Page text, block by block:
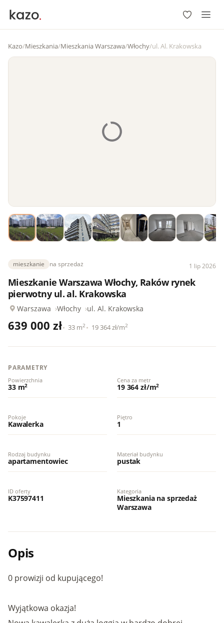
Kazo/Mieszkania/Mieszkania Warszawa/Włochy/ul. Al. Krakowska
mieszkanie na sprzedaż 1 lip 2026
Mieszkanie Warszawa Włochy, Raków rynek
pierwotny ul. al. Krakowska
Warszawa Włochy ul. Al. Krakowska
639 000 zł 33 m2 19 364 zł/m2
PARAMETRY
Powierzchnia
33 m2
Cena za metr
19 364 zł/m2
Pokoje
Kawalerka
Piętro
1
Rodzaj budynku
apartamentowiec
Materiał budynku
pustak
ID oferty
K37597411
Kategoria
Mieszkania na sprzedaż
Warszawa
Opis
0 prowizji od kupującego!
Wyjątkowa okazja!